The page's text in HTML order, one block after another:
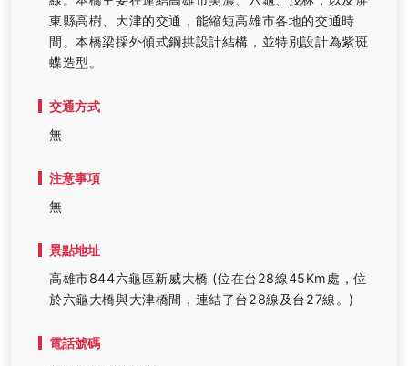
東縣高樹、大津的交通，能縮短高雄市各地的交通時
間。本橋梁採外傾式鋼拱設計結構，並特別設計為紫斑
蝶造型。
交通方式
無
注意事項
無
景點地址
高雄市844六龜區新威大橋 (位在台28線45Km處，位
於六龜大橋與大津橋間，連結了台28線及台27線。)
電話號碼